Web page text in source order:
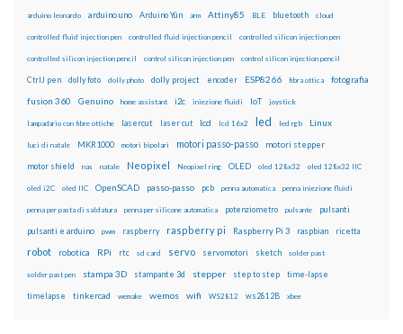
arduino leonardo arduino uno Arduino Yún arm Attiny85 BLE bluetooth cloud
controlled fluid injection pen controlled fluid injection pencil controlled silicon injection pen
controlled silicon injection pencil control silicon injection pen control silicon injection pencil
CtrlJ pen dolly foto dolly photo dolly project encoder ESP8266 fibra ottica fotografia
fusion 360 Genuino home assistant i2c iniezione fluidi IoT joystick
lampadario con fibre ottiche lasercut laser cut lcd lcd 16x2 led led rgb Linux
luci di natale MKR1000 motori bipolari motori passo-passo motori stepper
motor shield nas natale Neopixel Neopixel ring OLED oled 128x32 oled 128x32 IIC
oled i2C oled IIC OpenSCAD passo-passo pcb penna automatica penna iniezione fluidi
penna per pasta di saldatura penna per silicone automatica potenziometro pulsante pulsanti
pulsanti e arduino pwm raspberry raspberry pi Raspberry Pi 3 raspbian ricetta
robot robotica RPi rtc sd card servo servomotori sketch solder past
solder past pen stampa 3D stampante 3d stepper step to step time-lapse
timelapse tinkercad wemake wemos wifi WS2812 ws2812B xbee